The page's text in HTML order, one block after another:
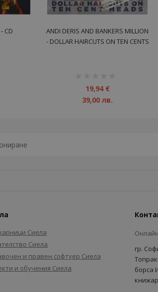
CD
ANDI DERIS AND BANKERS MILLION
- DOLLAR HAIRCUTS ON TEN CENTS
19,94 €
39,00 лв.
Сиела
Сиела
и правен софтуер Сиела
и обучения Сиела
гр.
борса